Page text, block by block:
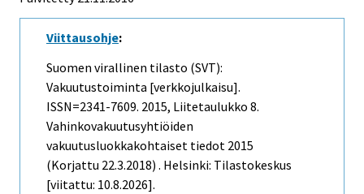
Viittausohje:
Suomen virallinen tilasto (SVT):
Vakuutustoiminta [verkkojulkaisu].
ISSN=2341-7609. 2015, Liitetaulukko 8.
Vahinkovakuutusyhtiöiden
vakuutusluokkakohtaiset tiedot 2015
(Korjattu 22.3.2018) . Helsinki: Tilastokeskus
[viitattu: 10.8.2026].